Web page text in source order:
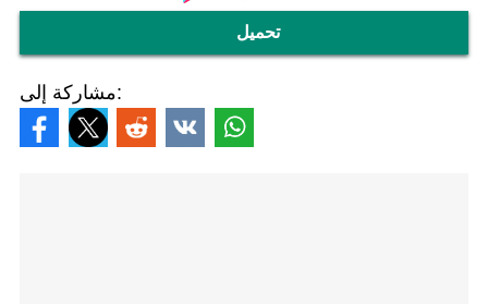
تحميل
مشاركة إلى: